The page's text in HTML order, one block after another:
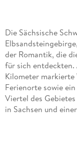
Die Sächsische
der Romantik, die
für sich entdeckten.
Kilometer markierte
Ferienorte sowie
Viertel des
in Sachsen und